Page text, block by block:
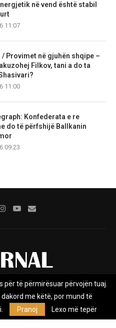
në vend është stabil
11:07
Provimet në gjuhën shqipe –
Filkov, tani a do ta
11:00
Konfederata e re
do të përfshijë Ballkanin
09:23
Marketing
Policy
e pavarur, e themeluar në vitin
për të përmirësuar përvojën tuaj.
me këtë, por mund të
Pranoj Lexo më tepër